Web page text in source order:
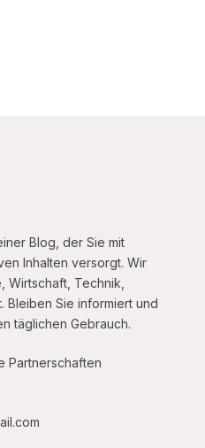
Blog, der Sie mit
Inhalten versorgt. Wir
Wirtschaft, Technik,
Bleiben Sie informiert und
täglichen Gebrauch.
Partnerschaften